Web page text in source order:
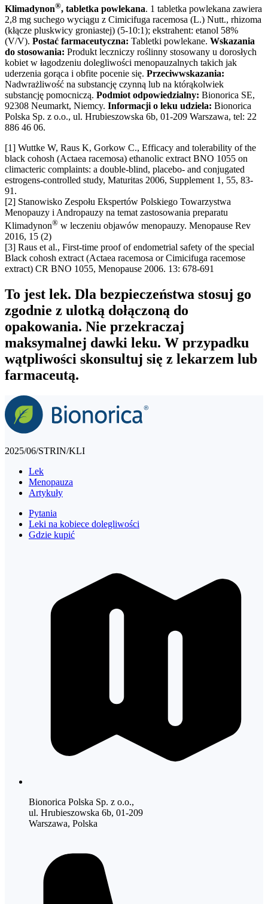
Klimadynon®, tabletka powlekana. 1 tabletka powlekana zawiera
2,8 mg suchego wyciągu z Cimicifuga racemosa (L.) Nutt., rhizoma
(kłącze pluskwicy groniastej) (5-10:1); ekstrahent: etanol 58%
(V/V). Postać farmaceutyczna: Tabletki powlekane. Wskazania
do stosowania: Produkt leczniczy roślinny stosowany u dorosłych
kobiet w łagodzeniu dolegliwości menopauzalnych takich jak
uderzenia gorąca i obfite pocenie się. Przeciwwskazania:
Nadwrażliwość na substancję czynną lub na którąkolwiek
substancję pomocniczą. Podmiot odpowiedzialny: Bionorica SE,
92308 Neumarkt, Niemcy. Informacji o leku udziela: Bionorica
Polska Sp. z o.o., ul. Hrubieszowska 6b, 01-209 Warszawa, tel: 22
886 46 06.
[1] Wuttke W, Raus K, Gorkow C., Efficacy and tolerability of the
black cohosh (Actaea racemosa) ethanolic extract BNO 1055 on
climacteric complaints: a double-blind, placebo- and conjugated
estrogens-controlled study, Maturitas 2006, Supplement 1, 55, 83-
91.
[2] Stanowisko Zespołu Ekspertów Polskiego Towarzystwa
Menopauzy i Andropauzy na temat zastosowania preparatu
Klimadynon® w leczeniu objawów menopauzy. Menopause Rev
2016, 15 (2)
[3] Raus et al., First-time proof of endometrial safety of the special
Black cohosh extract (Actaea racemosa or Cimicifuga racemose
extract) CR BNO 1055, Menopause 2006. 13: 678-691
To jest lek. Dla bezpieczeństwa stosuj go
zgodnie z ulotką dołączoną do
opakowania. Nie przekraczaj
maksymalnej dawki leku. W przypadku
wątpliwości skonsultuj się z lekarzem lub
farmaceutą.
2025/06/STRIN/KLI
Lek
Menopauza
Artykuły
Pytania
Leki na kobiece dolegliwości
Gdzie kupić
Bionorica Polska Sp. z o.o.,
ul. Hrubieszowska 6b, 01-209
Warszawa, Polska